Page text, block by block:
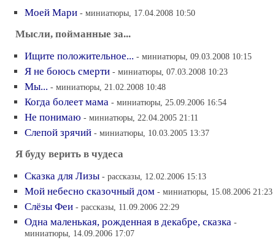
Моей Мари - миниатюры, 17.04.2008 10:50
Мысли, пойманные за...
Ищите положительное... - миниатюры, 09.03.2008 10:15
Я не боюсь смерти - миниатюры, 07.03.2008 10:23
Мы... - миниатюры, 21.02.2008 10:48
Когда болеет мама - миниатюры, 25.09.2006 16:54
Не понимаю - миниатюры, 22.04.2005 21:11
Слепой зрячий - миниатюры, 10.03.2005 13:37
Я буду верить в чудеса
Сказка для Лизы - рассказы, 12.02.2006 15:13
Мой небесно сказочный дом - миниатюры, 15.08.2006 21:23
Слёзы Феи - рассказы, 11.09.2006 22:29
Одна маленькая, рожденная в декабре, сказка -
миниатюры, 14.09.2006 17:07